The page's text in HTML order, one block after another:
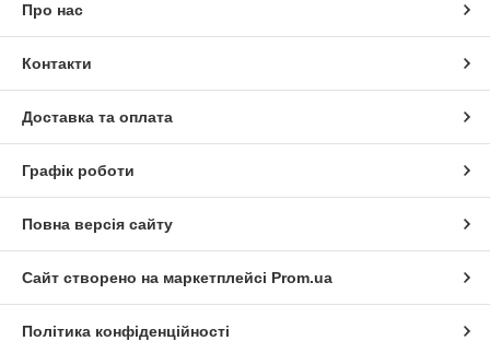
Про нас
Контакти
Доставка та оплата
Графік роботи
Повна версія сайту
Сайт створено на маркетплейсі Prom.ua
Політика конфіденційності